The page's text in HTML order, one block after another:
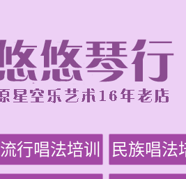
流行唱法培训 民族唱法